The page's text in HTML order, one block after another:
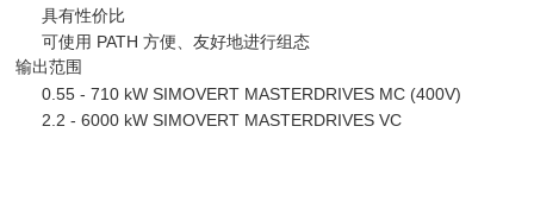
具有性价比
可使用 PATH 方便、友好地进行组态
输出范围
0.55 - 710 kW SIMOVERT MASTERDRIVES MC (400V)
2.2 - 6000 kW SIMOVERT MASTERDRIVES VC